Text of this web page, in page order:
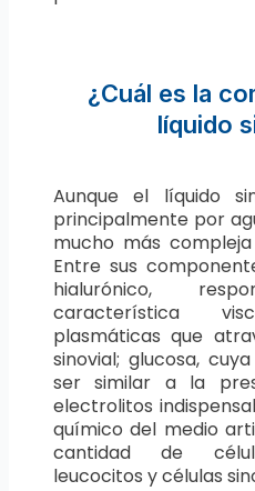
¿Cuál es la
líquido
Aunque el líquido
principalmente por
mucho más
Entre sus
hialurónico,
característica
plasmáticas que
sinovial; glucosa,
ser similar a la
electrolitos
químico del medio
cantidad de
leucocitos y células